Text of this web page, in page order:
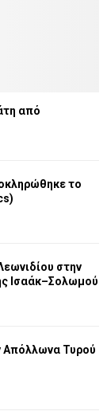
από
το
στην
Ισαάκ–Σολωμού
Απόλλωνα Τυρού